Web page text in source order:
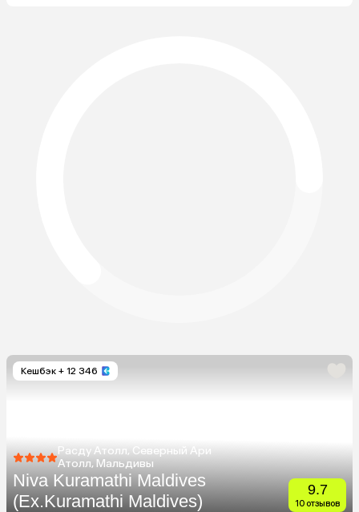
Кешбэк + 12 346
Расду Атолл, Северный Ари
Атолл, Мальдивы
Niva Kuramathi Maldives
(Ex.Kuramathi Maldives)
9.7
10 отзывов